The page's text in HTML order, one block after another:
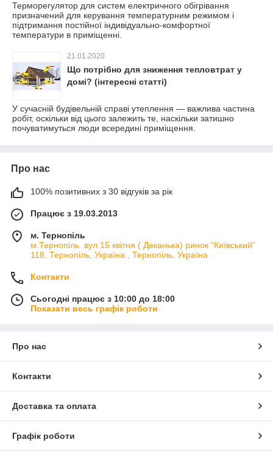
Терморегулятор для систем електричного обігрівання
призначений для керування температурним режимом і
підтримання постійної індивідуально-комфортної
температури в приміщенні.
21.01.2020
Що потрібно для зниження тепловтрат у
домі? (інтересні статті)
У сучасній будівельній справі утеплення — важлива частина
робіт, оскільки від цього залежить те, наскільки затишно
почуватимуться люди всередині приміщення.
Про нас
100% позитивних з 30 відгуків за рік
Працює з 19.03.2013
м. Тернопіль
м.Тернопіль .вул 15 квітня ( Деканька) ринок "Київський"
118, Тернопіль, Україна , Тернопіль, Україна
Контакти
Сьогодні працює з 10:00 до 18:00
Показати весь графік роботи
Про нас
Контакти
Доставка та оплата
Графік роботи